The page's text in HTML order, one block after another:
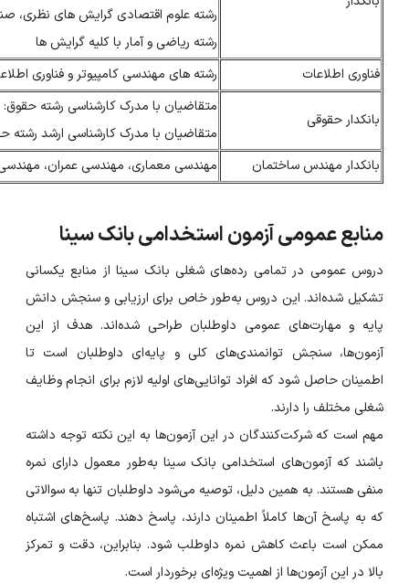
رشته علوم اقتصادی گرایش های نظری،
رشته ریاضی و آمار با کلیه گرایش ها
فناوری اطلاعات
رشته های مهندسی کامپیوتر و فناوری
بانکدار حقوقی
متقاضیان با مدرک کارشناسی رشته
متقاضیان با مدرک کارشناسی ارشد
بانکدار مهندس ساختمان
مهندسی معماری، مهندسی عمران،
منابع عمومی آزمون استخدامی بانک سینا
دروس عمومی در تمامی رده‌های شغلی بانک سینا از منابع یکسانی
تشکیل شده‌اند. این دروس به‌طور خاص برای ارزیابی و سنجش دانش
پایه و مهارت‌های عمومی داوطلبان طراحی شده‌اند. هدف از این
آزمون‌ها، سنجش توانمندی‌های کلی و پایه‌ای داوطلبان است تا
اطمینان حاصل شود که افراد توانایی‌های اولیه لازم برای انجام وظایف
شغلی مختلف را دارند.
مهم است که شرکت‌کنندگان در این آزمون‌ها به این نکته توجه داشته
باشند که آزمون‌های استخدامی بانک سینا به‌طور معمول دارای نمره
منفی هستند. به همین دلیل، توصیه می‌شود داوطلبان تنها به سوالاتی
که به پاسخ آن‌ها کاملاً اطمینان دارند، پاسخ دهند. پاسخ‌های اشتباه
ممکن است باعث کاهش نمره داوطلب شود. بنابراین، دقت و تمرکز
بالا در این آزمون‌ها از اهمیت ویژه‌ای برخوردار است.